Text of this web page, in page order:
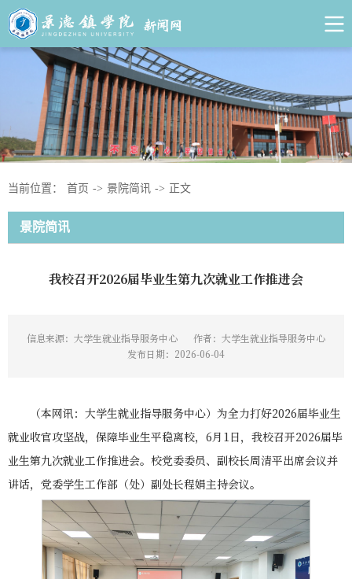
当前位置： 首页 -> 景院简讯 -> 正文
景院简讯
我校召开2026届毕业生第九次就业工作推进会
信息来源：大学生就业指导服务中心
作者：大学生就业指导服务中心
发布日期：2026-06-04
（本网讯：大学生就业指导服务中心）为全力打好2026届毕业生
就业收官攻坚战，保障毕业生平稳离校，6月1日，我校召开2026届毕
业生第九次就业工作推进会。校党委委员、副校长周清平出席会议并
讲话，党委学生工作部（处）副处长程娟主持会议。